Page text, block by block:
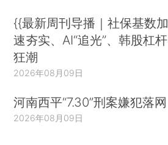
{{最新周刊导播｜社保基数加
速夯实、AI“追光”、韩股杠杆
狂潮
2026年08月09日
河南西平“7.30”刑案嫌犯落网
2026年08月09日